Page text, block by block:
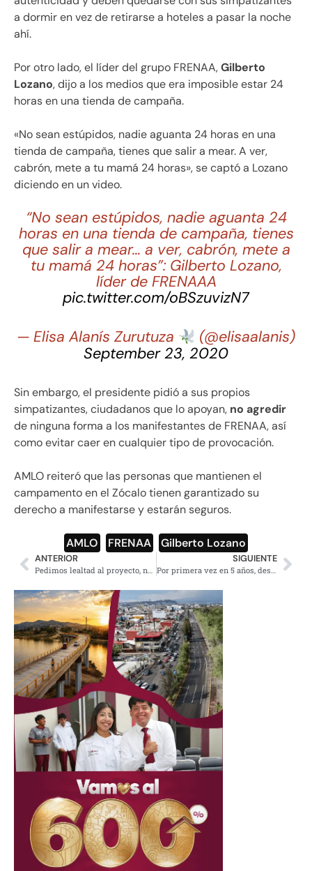
a dormir en vez de retirarse a hoteles a pasar la noche
ahí.
Por otro lado, el líder del grupo FRENAA,Gilberto
Lozano, dijo a los medios que era imposible estar 24
horas en una tienda de campaña.
«No sean estúpidos, nadie aguanta 24 horas en una
tienda de campaña, tienes que salir a mear. A ver,
cabrón, mete a tu mamá 24 horas», se captó a Lozano
diciendo en un video.
“No sean estúpidos, nadie aguanta 24
horas en una tienda de campaña, tienes
que salir a mear… a ver, cabrón, mete a
tu mamá 24 horas”: Gilberto Lozano,
líder de FRENAAA
pic.twitter.com/oBSzuvizN7
— Elisa Alanís Zurutuza
(@elisaalanis)
September 23, 2020
Sin embargo, el presidente pidió a sus propios
simpatizantes, ciudadanos que lo apoyan, no agredir
de ninguna forma a los manifestantes de FRENAA, así
como evitar caer en cualquier tipo de provocación.
AMLO reiteró que las personas que mantienen el
campamento en el Zócalo tienen garantizado su
derecho a manifestarse y estarán seguros.
AMLO FRENAA Gilberto Lozano
ANTERIOR
Pedimos lealtad al proyecto, no a las personas: AMLO a Jaime Cárdenas
SIGUIENTE
Por primera vez en 5 años, descienden homicidios dolosos